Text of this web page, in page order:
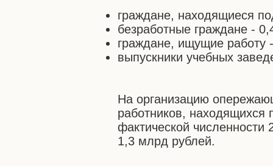
граждане, находящиеся
безработные граждане -
граждане, ищущие работу
выпускники учебных
На организацию
работников, находящихся
фактической численности
1,3 млрд рублей.